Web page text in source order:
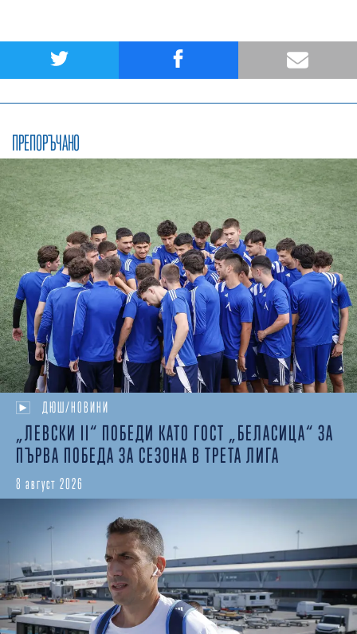
ПРЕПОРЪЧАНО
ДЮШ/НОВИНИ
„ЛЕВСКИ II“ ПОБЕДИ КАТО ГОСТ „БЕЛАСИЦА“ ЗА
ПЪРВА ПОБЕДА ЗА СЕЗОНА В ТРЕТА ЛИГА
8 август 2026